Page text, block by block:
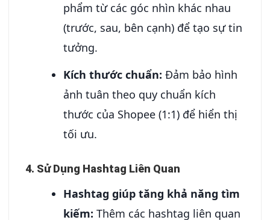
phẩm từ các góc nhìn khác nhau
(trước, sau, bên cạnh) để tạo sự tin
tưởng.
Kích thước chuẩn: Đảm bảo hình
ảnh tuân theo quy chuẩn kích
thước của Shopee (1:1) để hiển thị
tối ưu.
4. Sử Dụng Hashtag Liên Quan
Hashtag giúp tăng khả năng tìm
kiếm: Thêm các hashtag liên quan